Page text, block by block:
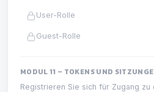
User-Rolle
Guest-Rolle
MODUL 11 – TOKENS UND
Registrieren Sie sich für Zugang zu